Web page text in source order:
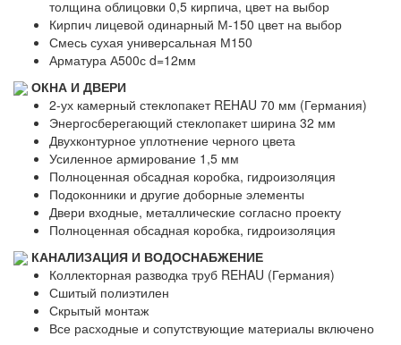
толщина облицовки 0,5 кирпича, цвет на выбор
Кирпич лицевой одинарный М-150 цвет на выбор
Смесь сухая универсальная М150
Арматура А500с d=12мм
ОКНА И ДВЕРИ
2-ух камерный стеклопакет REHAU 70 мм (Германия)
Энергосберегающий стеклопакет ширина 32 мм
Двухконтурное уплотнение черного цвета
Усиленное армирование 1,5 мм
Полноценная обсадная коробка, гидроизоляция
Подоконники и другие доборные элементы
Двери входные, металлические согласно проекту
Полноценная обсадная коробка, гидроизоляция
КАНАЛИЗАЦИЯ И ВОДОСНАБЖЕНИЕ
Коллекторная разводка труб REHAU (Германия)
Сшитый полиэтилен
Скрытый монтаж
Все расходные и сопутствующие материалы включено